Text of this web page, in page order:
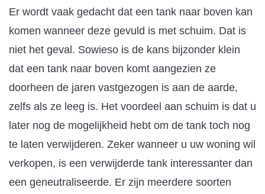
Er wordt vaak gedacht dat een tank naar boven kan
komen wanneer deze gevuld is met schuim. Dat is
niet het geval. Sowieso is de kans bijzonder klein
dat een tank naar boven komt aangezien ze
doorheen de jaren vastgezogen is aan de aarde,
zelfs als ze leeg is. Het voordeel aan schuim is dat u
later nog de mogelijkheid hebt om de tank toch nog
te laten verwijderen. Zeker wanneer u uw woning wil
verkopen, is een verwijderde tank interessanter dan
een geneutraliseerde. Er zijn meerdere soorten